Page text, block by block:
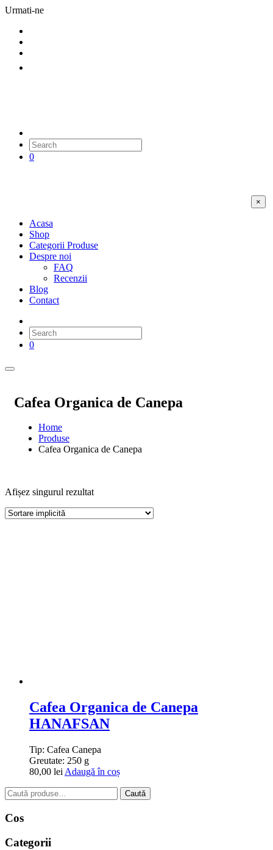
Urmati-ne
0
×
Acasa
Shop
Categorii Produse
Despre noi
FAQ
Recenzii
Blog
Contact
0
Cafea Organica de Canepa
Home
Produse
Cafea Organica de Canepa
Afișez singurul rezultat
Cafea Organica de Canepa
HANAFSAN
Tip: Cafea Canepa
Greutate: 250 g
80,00 lei Adaugă în coș
Caută
după:
Caută
Cos
Categorii